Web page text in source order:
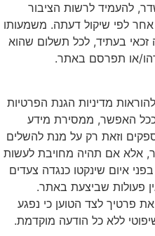
להעמיד לרשות הציבור
לפי שיקול דעתה. משמעותו
זכאי בעתיד, לכל תשלום שהוא
או תפרסם באתר.
מדיניות הגנת הפרטיות
האפשר, ממסירת מידע
וזאת רק על מנת להשלים
אלא אם תהיה מחויבת לעשות
איום שינקטו כנגדה צעדים
פעולות שביצעת באתר.
פרטיך לצד הטוען כי נפגע
ללא כל הודעה מוקדמת.